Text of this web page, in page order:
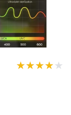
★★★★★
★★★★★